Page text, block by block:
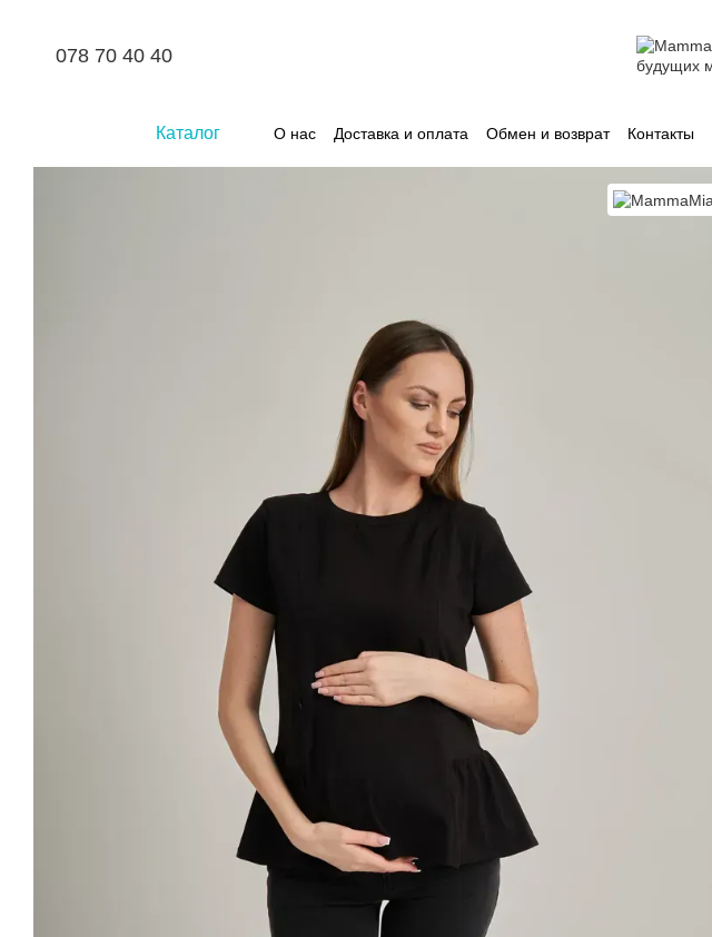
078 70 40 40
Каталог О нас Доставка и оплата Обмен и возврат Контакты